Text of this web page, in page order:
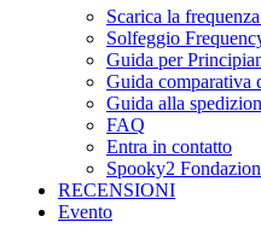
Scarica la
Solfeggio
Guida per
Guida comparativa
Guida alla
FAQ
Entra in contatto
Spooky2
RECENSIONI
Evento